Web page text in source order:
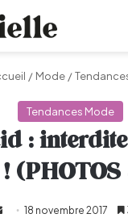
/ Mode /
Tendances Mode
:
Envoyer18 novembre 2017